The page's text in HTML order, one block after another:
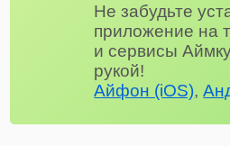
Не забудьте
приложение на
и сервисы
рукой!
Айфон (iOS),